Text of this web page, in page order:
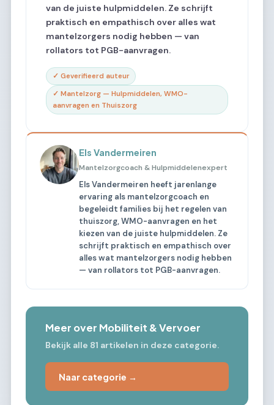
van de juiste hulpmiddelen. Ze schrijft
praktisch en empathisch over alles wat
mantelzorgers nodig hebben — van
rollators tot PGB-aanvragen.
✓ Geverifieerd auteur
✓ Mantelzorg — Hulpmiddelen, WMO-
aanvragen en Thuiszorg
Els Vandermeiren
Mantelzorgcoach & Hulpmiddelenexpert
Els Vandermeiren heeft jarenlange
ervaring als mantelzorgcoach en
begeleidt families bij het regelen van
thuiszorg, WMO-aanvragen en het
kiezen van de juiste hulpmiddelen. Ze
schrijft praktisch en empathisch over
alles wat mantelzorgers nodig hebben
— van rollators tot PGB-aanvragen.
Meer over Mobiliteit & Vervoer
Bekijk alle 81 artikelen in deze categorie.
Naar categorie →